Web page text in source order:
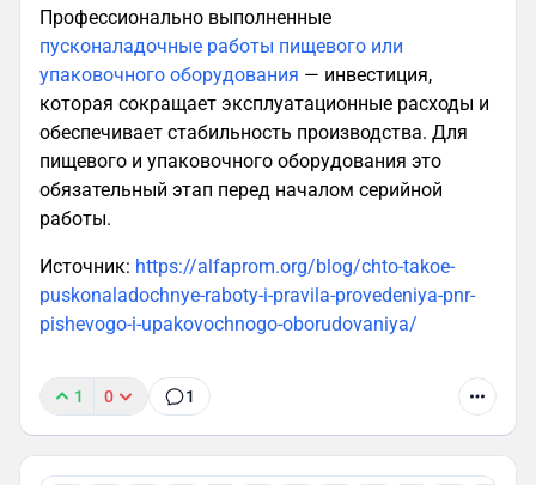
Профессионально выполненные
пусконаладочные работы пищевого или
упаковочного оборудования — инвестиция,
которая сокращает эксплуатационные расходы и
обеспечивает стабильность производства. Для
пищевого и упаковочного оборудования это
обязательный этап перед началом серийной
работы.
Источник: https://alfaprom.org/blog/chto-takoe-
puskonaladochnye-raboty-i-pravila-provedeniya-pnr-
pishevogo-i-upakovochnogo-oborudovaniya/
1 0 1